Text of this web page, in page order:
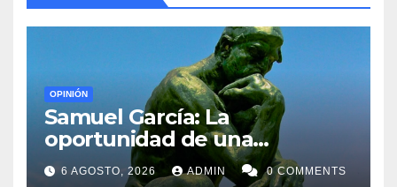
OPINIÓN
Samuel García: La
oportunidad de una
generación
6 AGOSTO, 2026 ADMIN 0 COMMENTS